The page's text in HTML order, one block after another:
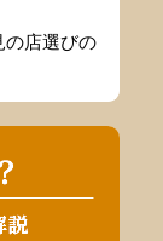
の店選びの